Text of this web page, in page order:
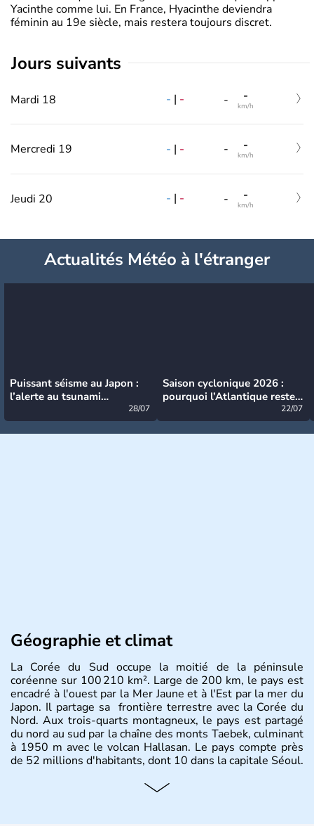
Yacinthe comme lui. En France, Hyacinthe deviendra
féminin au 19e siècle, mais restera toujours discret.
jours suivants
Mardi 18 - | - - -
km/h
Mercredi 19 - | - - -
km/h
Jeudi 20 - | - - -
km/h
Actualités Météo à l'étranger
Puissant séisme au Japon :
l’alerte au tsunami
28/07
Saison cyclonique 2026 :
pourquoi l’Atlantique reste
22/07
Géographie et climat
La Corée du Sud occupe la moitié de la péninsule
coréenne sur 100 210 km². Large de 200 km, le pays est
encadré à l'ouest par la Mer Jaune et à l'Est par la mer du
Japon. Il partage sa frontière terrestre avec la Corée du
Nord. Aux trois-quarts montagneux, le pays est partagé
du nord au sud par la chaîne des monts Taebek, culminant
à 1950 m avec le volcan Hallasan. Le pays compte près
de 52 millions d'habitants, dont 10 dans la capitale Séoul.
Histoire et administration